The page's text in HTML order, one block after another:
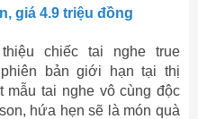
giá 4.9 triệu đồng
chiếc tai nghe true
bản giới hạn tại thị
tai nghe vô cùng độc
hứa hẹn sẽ là món quà